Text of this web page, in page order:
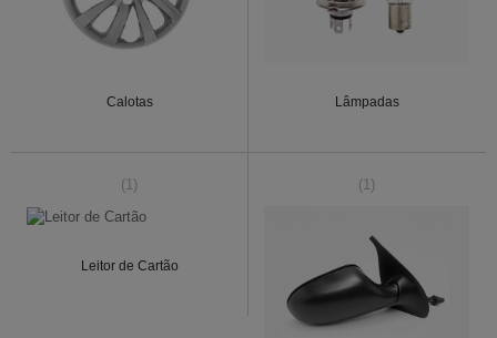
Calotas Lâmpadas
(1)
Leitor de Cartão
(1)